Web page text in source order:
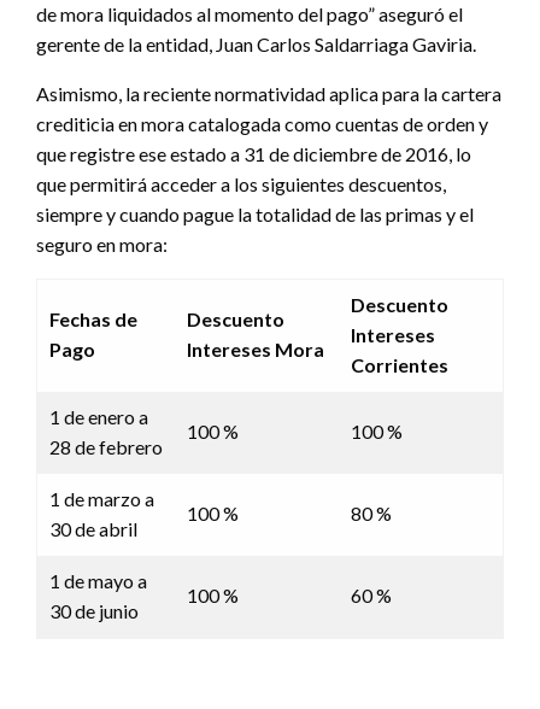
de mora liquidados al momento del pago” aseguró el
gerente de la entidad, Juan Carlos Saldarriaga Gaviria.
Asimismo, la reciente normatividad aplica para la cartera
crediticia en mora catalogada como cuentas de orden y
que registre ese estado a 31 de diciembre de 2016, lo
que permitirá acceder a los siguientes descuentos,
siempre y cuando pague la totalidad de las primas y el
seguro en mora:
Fechas de
Pago
Descuento
Intereses Mora
Descuento
Intereses
Corrientes
1 de enero a
28 de febrero
100 % 100 %
1 de marzo a
30 de abril
100 % 80 %
1 de mayo a
30 de junio
100 % 60 %